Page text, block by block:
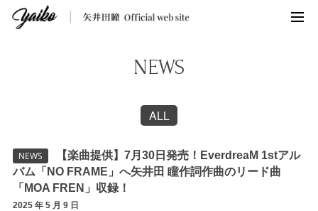
NEWS
ALL
NEWS
【楽曲提供】7月30日発売！EverdreaM 1stアル
バム「NO FRAME」へ矢井田 瞳作詞作曲のリード曲
「MOA FREN」収録！
2025 年 5 月 9 日